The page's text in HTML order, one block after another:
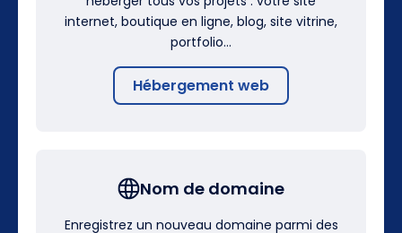
internet, boutique en ligne, blog, site vitrine,
portfolio…
Hébergement web
Nom de domaine
Enregistrez un nouveau domaine parmi des